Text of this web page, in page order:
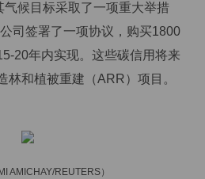
候目标采取了一项重大举措
司签署了一项协议，购买1800
20年内实现。这些碳信用将来
林和植被重建（ARR）项目。
AMICHAY/REUTERS）